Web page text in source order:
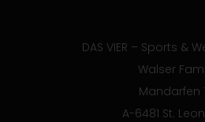
DAS VIER – Sports &
Walser
Mandarfen
A-6481 St.